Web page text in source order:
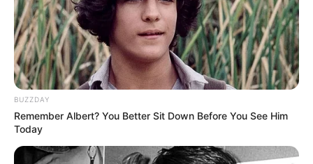
BUZZDAY
Remember Albert? You Better Sit Down Before You See Him
Today